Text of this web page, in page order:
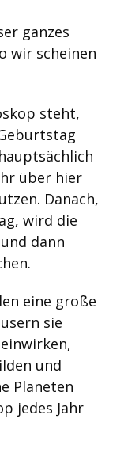
ganzes
wir scheinen
steht,
über hier
Danach,
wird die
dann
eine große
sie
und
Planeten
jedes Jahr